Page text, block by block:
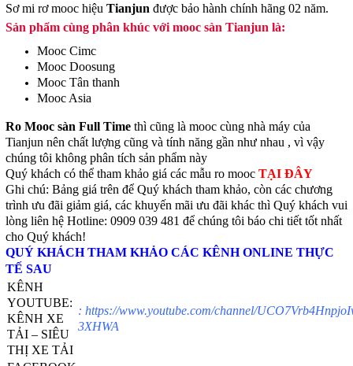
Sơ mi rơ mooc hiệu Tianjun được bảo hành chính hãng 02 năm.
Sản phẩm cùng phân khúc với mooc sàn Tianjun là:
Mooc Cimc
Mooc Doosung
Mooc Tân thanh
Mooc Asia
Ro Mooc sàn Full Time thì cũng là mooc cùng nhà máy của
Tianjun nên chất lượng cũng và tính năng gần như nhau , vì vậy
chúng tôi không phân tích sản phẩm này
Quý khách có thể tham khảo giá các mẫu ro mooc TẠI ĐÂY
Ghi chú: Bảng giá trên để Quý khách tham khảo, còn các chương
trình ưu đãi giảm giá, các khuyến mãi ưu đãi khác thì Quý khách vui
lòng liên hệ Hotline: 0909 039 481 để chúng tôi báo chi tiết tốt nhất
cho Quý khách!
QUÝ KHÁCH THAM KHẢO CÁC KÊNH ONLINE THỰC
TẾ SAU
KÊNH
YOUTUBE:
KÊNH XE
TẢI – SIÊU
THỊ XE TẢI
: https://www.youtube.com/channel/
3XHWA